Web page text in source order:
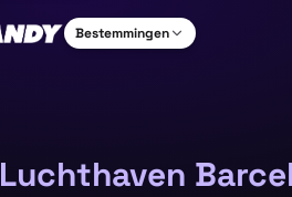
Bestemmingen
Luchthaven